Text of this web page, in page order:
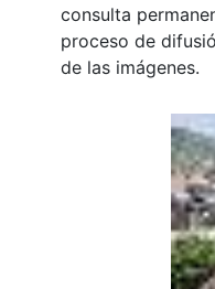
consulta
proceso de
de las imágenes.